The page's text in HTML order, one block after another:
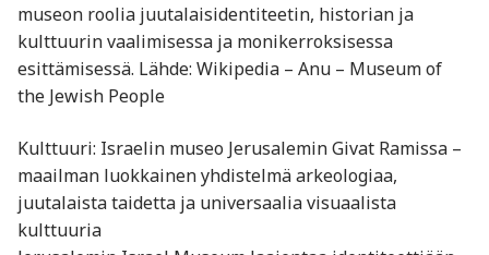
museon roolia juutalaisidentiteetin, historian ja
kulttuurin vaalimisessa ja monikerroksisessa
esittämisessä. Lähde: Wikipedia – Anu – Museum of
the Jewish People
Kulttuuri: Israelin museo Jerusalemin Givat Ramissa –
maailman luokkainen yhdistelmä arkeologiaa,
juutalaista taidetta ja universaalia visuaalista
kulttuuria